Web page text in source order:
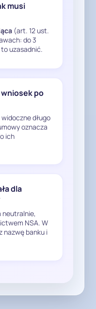
po stronie
dane
na
4 Prawa
brak jest
jest
musi
(art. 12 ust.
do 3
uzasadnić.
wniosek po
długo
oznacza
ich
dla
neutralnie,
NSA. W
nazwę banku i
(dla